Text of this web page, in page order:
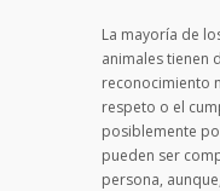
La mayoría de
animales tienen
reconocimiento
respeto o el
posiblemente
pueden ser
persona,